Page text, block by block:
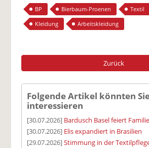
BP Bierbaum-Proenen
Textil
Kleidung
Arbeitskleidung
Zurück
Folgende Artikel könnten
interessieren
[30.07.2026] Bardusch Basel feiert
[30.07.2026] Elis expandiert in Brasilien
[29.07.2026]Stimmung in der